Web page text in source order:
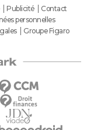
Publicité
Contact
personnelles
Groupe Figaro